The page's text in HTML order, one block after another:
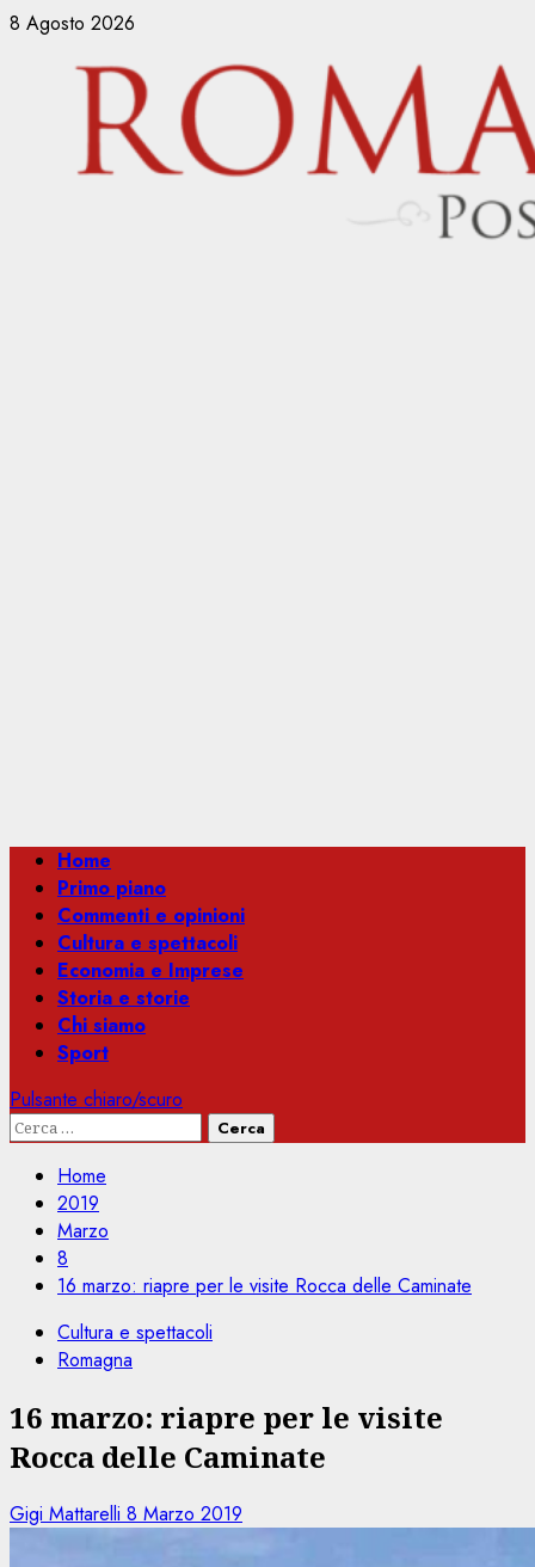
Vai
contenuto
8 Agosto 2026
Menu
principale
Home
Primo piano
Commenti e opinioni
Cultura e spettacoli
Economia e Imprese
Storia e storie
Chi siamo
Sport
Pulsante chiaro/scuro
Ricerca
Home
2019
Marzo
8
16 marzo: riapre per le visite Rocca delle Caminate
Cultura e spettacoli
Romagna
16 marzo: riapre per le visite
Rocca delle Caminate
Gigi Mattarelli 8 Marzo 2019